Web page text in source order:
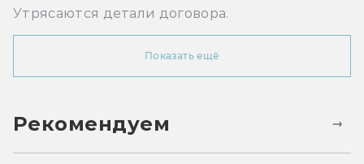
Утрясаются детали договора.
Показать ещё
Рекомендуем